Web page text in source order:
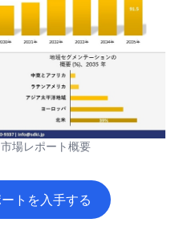
場レポート概要
トを入手する